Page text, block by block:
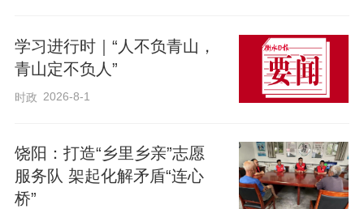
件，并非故意行为，但确实给被误伐的刘
先生一方造成了经济损失。处置过程中，
民警秉持“矛盾不上交、服务不缺位”的理
倾听我们的意见，给我们讲政策、讲法
律，还大热天陪着我们去现场。”双方当事
人表示，民警的专业和耐心让他们都很感
学习进行时｜“人不负青山，
青山定不负人”
时政 2026-8-1
饶阳：打造“乡里乡亲”志愿
服务队 架起化解矛盾“连心
桥”